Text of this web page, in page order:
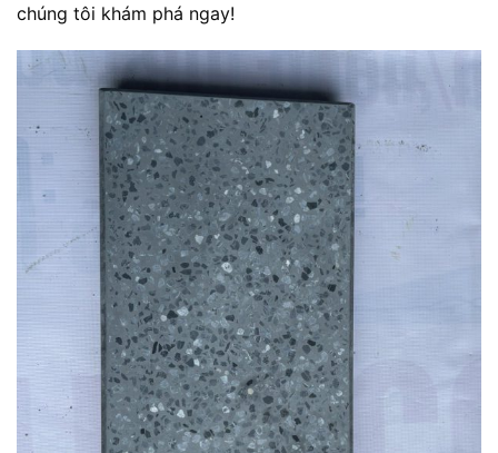
chúng tôi khám phá ngay!